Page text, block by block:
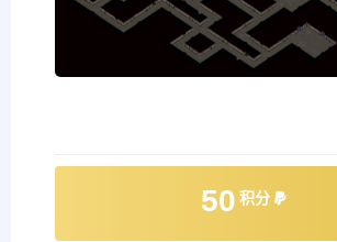
50 积分